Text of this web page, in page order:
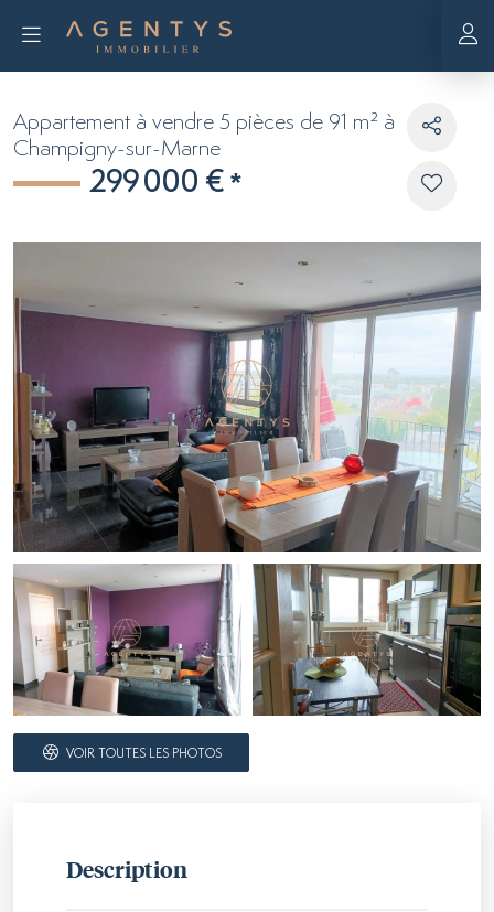
Appartement à vendre 5 pièces de 91 m² à
Champigny-sur-Marne
299 000 € *
VOIR TOUTES LES PHOTOS
Description